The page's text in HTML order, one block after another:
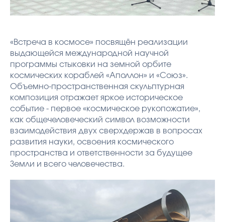
«Встреча в космосе» посвящён реализации
выдающейся международной научной
программы стыковки на земной орбите
космических кораблей «Аполлон» и «Союз».
Объемно-пространственная скульптурная
композиция отражает яркое историческое
событие - первое «космическое рукопожатие»,
как общечеловеческий символ возможности
взаимодействия двух сверхдержав в вопросах
развития науки, освоения космического
пространства и ответственности за будущее
Земли и всего человечества.